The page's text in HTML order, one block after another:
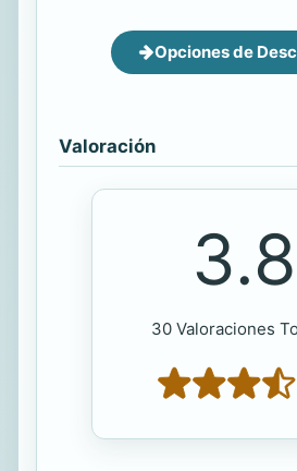
Opciones de
Valoración
3.8
30 Valoraciones